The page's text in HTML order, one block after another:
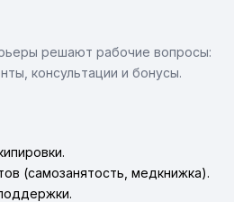
решают рабочие вопросы:
консультации и бонусы.
(самозанятость, медкнижка).